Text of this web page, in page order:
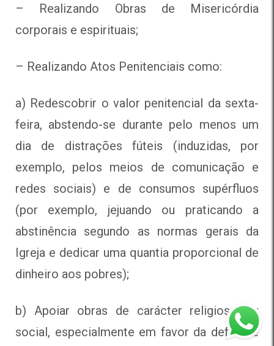
– Realizando Obras de Misericórdia
corporais e espirituais;
– Realizando Atos Penitenciais como:
a) Redescobrir o valor penitencial da sexta-
feira, abstendo-se durante pelo menos um
dia de distrações fúteis (induzidas, por
exemplo, pelos meios de comunicação e
redes sociais) e de consumos supérfluos
(por exemplo, jejuando ou praticando a
abstinência segundo as normas gerais da
Igreja e dedicar uma quantia proporcional de
dinheiro aos pobres);
b) Apoiar obras de carácter religioso ou
social, especialmente em favor da defesa e